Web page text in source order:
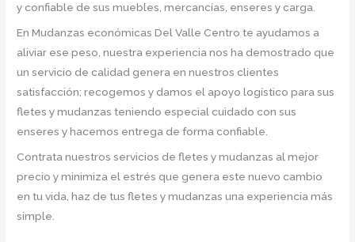
y confiable de sus muebles, mercancías, enseres y carga.
En Mudanzas económicas Del Valle Centro te ayudamos a
aliviar ese peso, nuestra experiencia nos ha demostrado que
un servicio de calidad genera en nuestros clientes
satisfacción; recogemos y damos el apoyo logístico para sus
fletes y mudanzas teniendo especial cuidado con sus
enseres y hacemos entrega de forma confiable.
Contrata nuestros servicios de fletes y mudanzas al mejor
precio y minimiza el estrés que genera este nuevo cambio
en tu vida, haz de tus fletes y mudanzas una experiencia más
simple.